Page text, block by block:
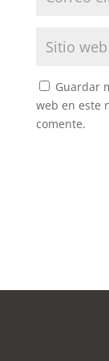
Guardar
web en este
comente.